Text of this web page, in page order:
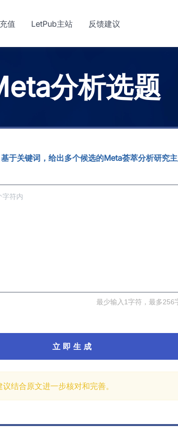
值 LetPub主站 反馈建议
分析选题
关键词，给出多个候选的Meta荟萃分析研究主
最少输入1字符，最多256
立 即 生 成
结合原文进一步核对和完善。